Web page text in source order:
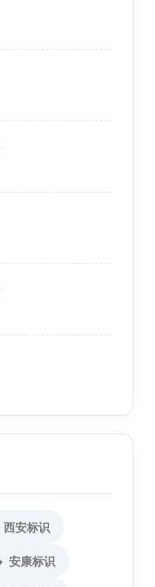
西安标识
安康标识